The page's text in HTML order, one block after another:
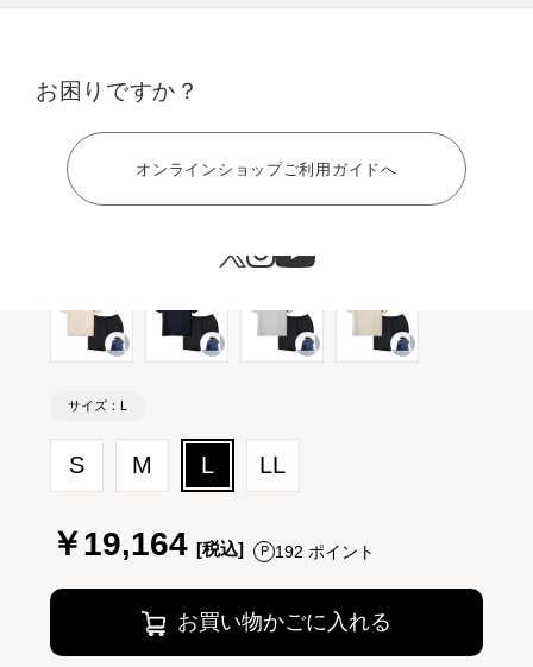
お困りですか？
オンラインショップご利用ガイドへ
サイズ：L
S M L LL
￥19,164 192 ポイント
お買い物かごに入れる